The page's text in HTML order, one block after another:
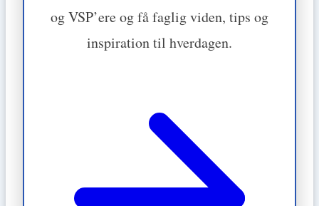
og VSP’ere og få faglig viden, tips og
inspiration til hverdagen.